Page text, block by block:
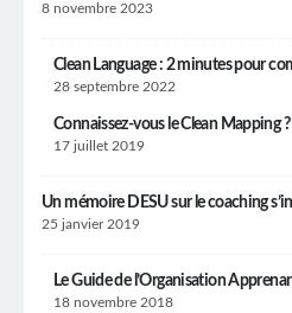
8 novembre 2023
Clean Language : 2 minutes pour
28 septembre 2022
Connaissez-vous le Clean Mapping
17 juillet 2019
Un mémoire DESU sur le coaching
25 janvier 2019
Le Guide de l’Organisation
18 novembre 2018